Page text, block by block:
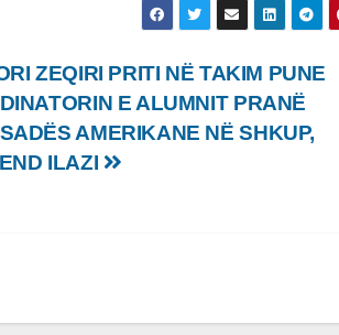
ZEQIRI PRITI NË TAKIM PUNE
E ALUMNIT PRANË
AMERIKANE NË SHKUP,
ILAZI